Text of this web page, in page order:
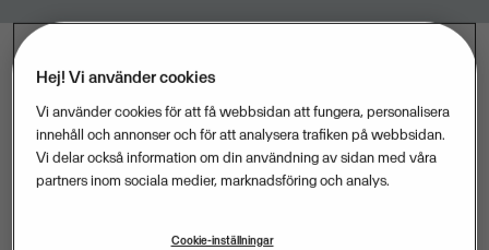
Sju av tio företag som registrerades i oktober, 72
procent, var aktiebolag. Det är en ökning med 7,5
procent jämfört med förra året. Totalt registrerades 5
aktiebolag. Det visar statistik från Bolagsverket som
Hej! Vi använder cookies
Vi använder cookies för att få webbsidan att fungera, personalisera
innehåll och annonser och för att analysera trafiken på webbsidan.
Vi delar också information om din användning av sidan med våra
partners inom sociala medier, marknadsföring och analys.
Cookie-inställningar